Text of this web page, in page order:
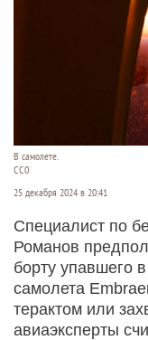
В самолете.
СС0
25 декабря 2024 в 20:41
Специалист по
Романов
борту упавшего
самолета
терактом или
авиаэксперты